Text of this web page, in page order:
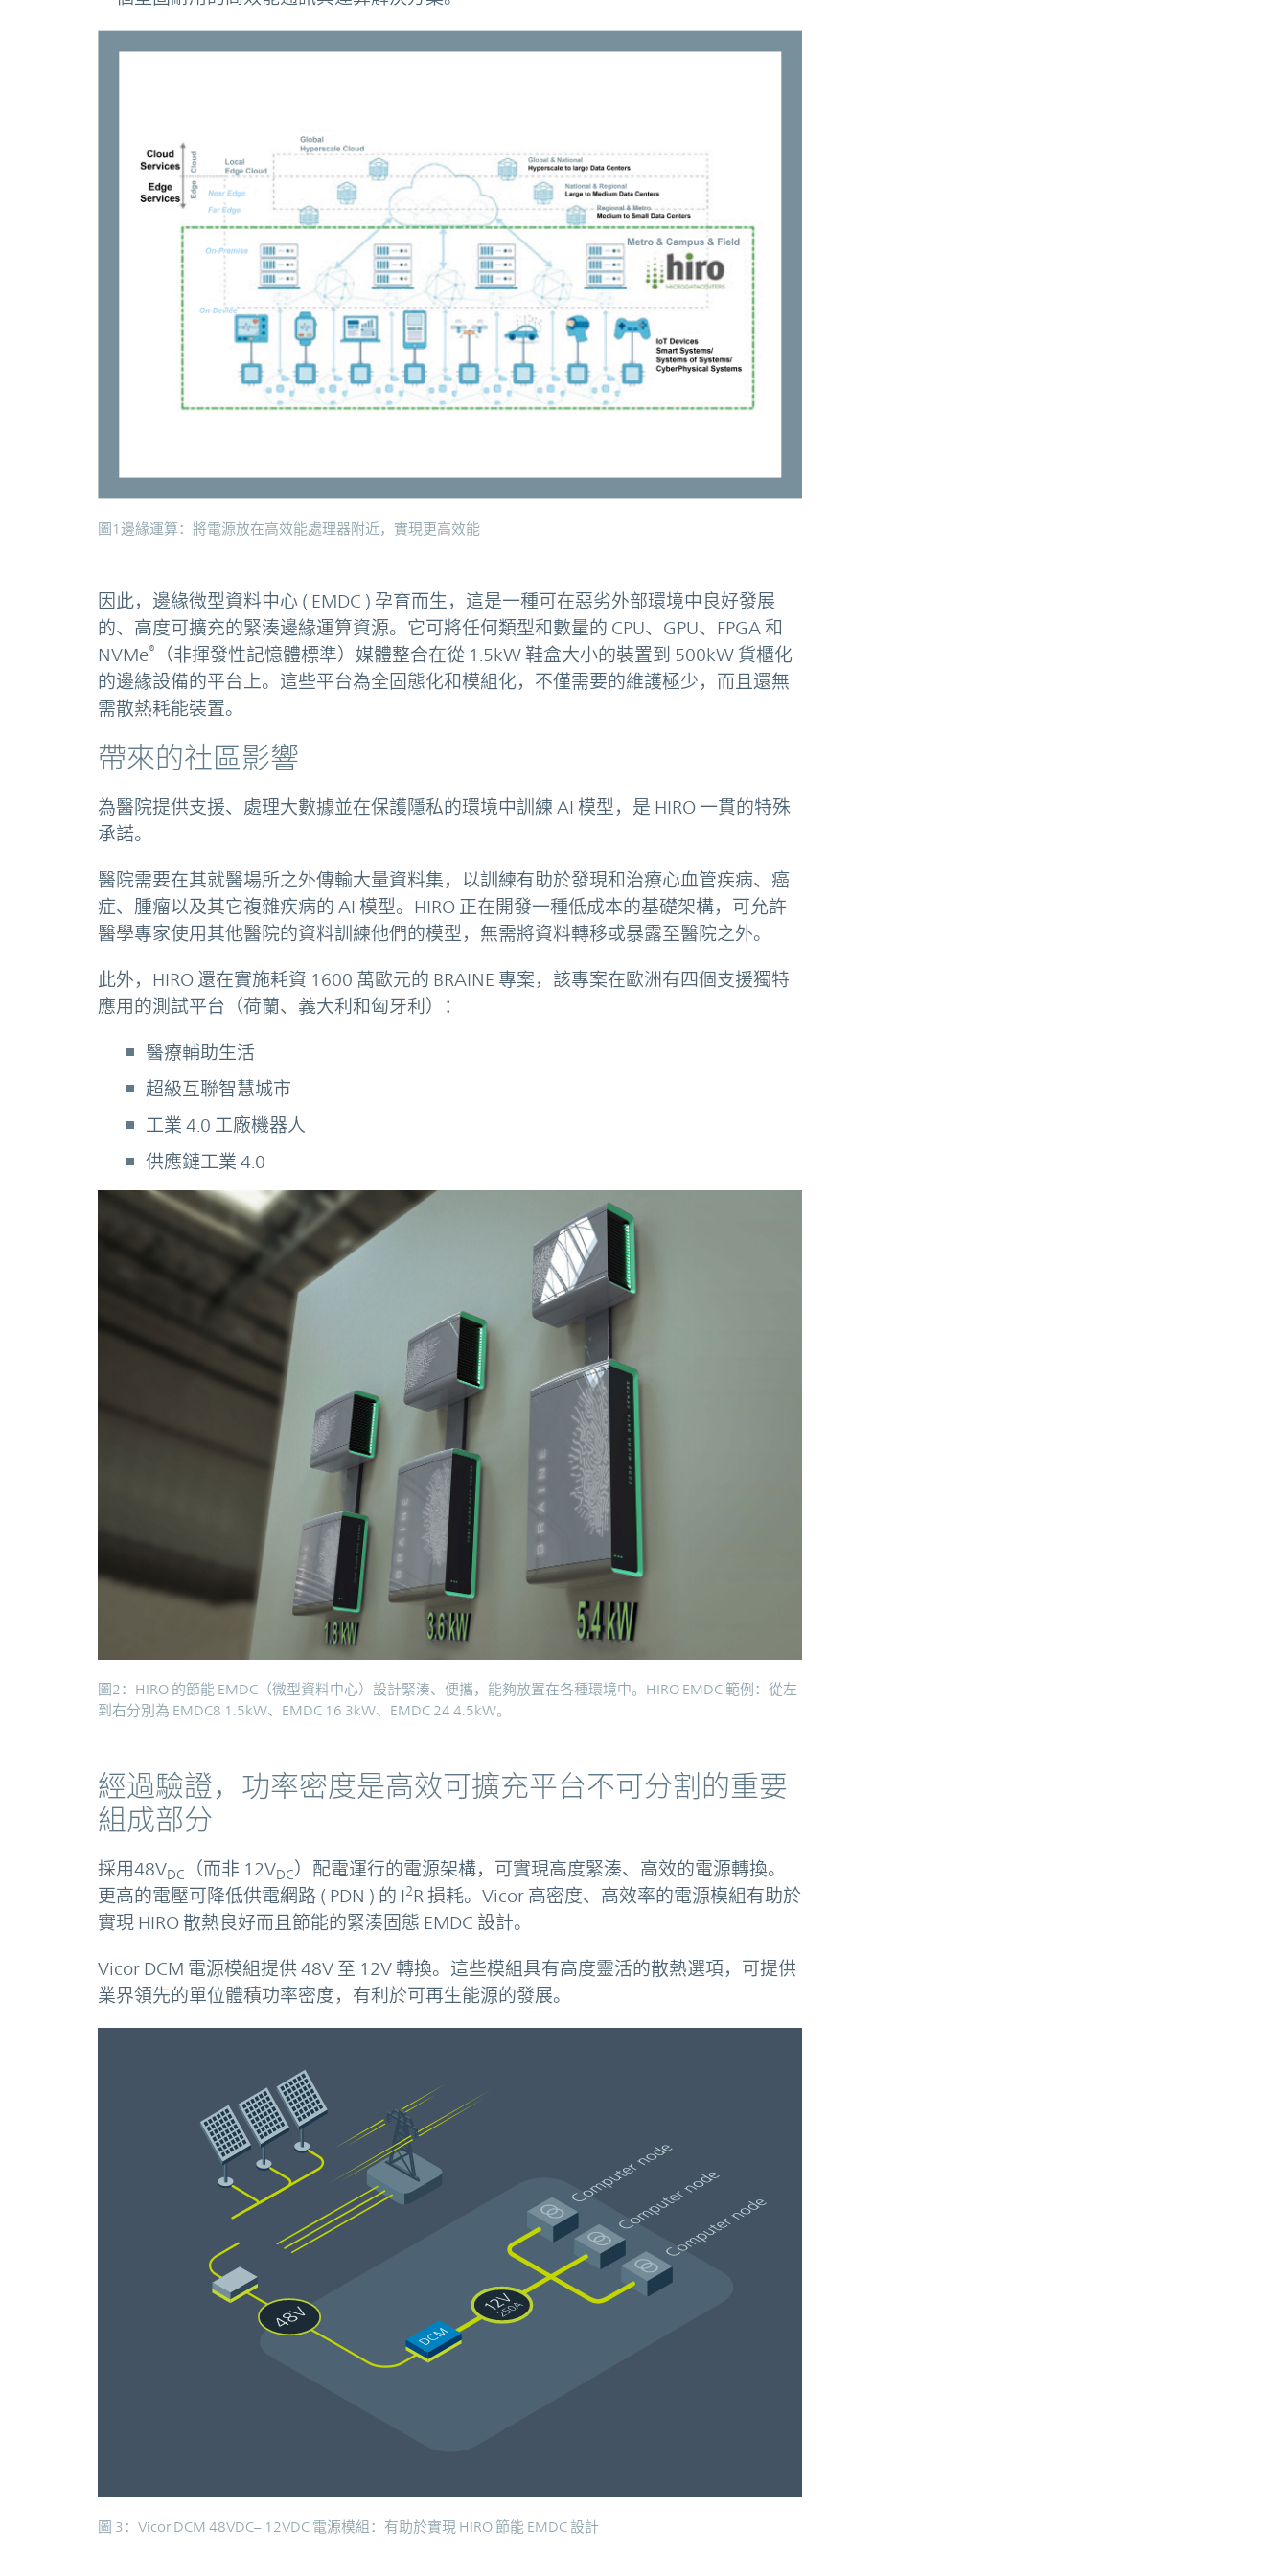
圖1邊緣運算：將電源放在高效能處理器附近，實現更高效能
因此，邊緣微型資料中心 ( EMDC ) 孕育而生，這是一種可在惡劣外部環境中良好發展
的、高度可擴充的緊湊邊緣運算資源。它可將任何類型和數量的 CPU、GPU、FPGA 和
NVMe®
（非揮發性記憶體標準）媒體整合在從 1.5kW 鞋盒大小的裝置到 500kW 貨櫃化
的邊緣設備的平台上。這些平台為全固態化和模組化，不僅需要的維護極少，而且還無
需散熱耗能裝置。
帶來的社區影響
為醫院提供支援、處理大數據並在保護隱私的環境中訓練 AI 模型，是 HIRO 一貫的特殊
承諾。
醫院需要在其就醫場所之外傳輸大量資料集，以訓練有助於發現和治療心血管疾病、癌
症、腫瘤以及其它複雜疾病的 AI 模型。HIRO 正在開發一種低成本的基礎架構，可允許
醫學專家使用其他醫院的資料訓練他們的模型，無需將資料轉移或暴露至醫院之外。
此外，HIRO 還在實施耗資 1600 萬歐元的 BRAINE 專案，該專案在歐洲有四個支援獨特
應用的測試平台（荷蘭、義大利和匈牙利）：
醫療輔助生活
超級互聯智慧城市
工業 4.0 工廠機器人
供應鏈工業 4.0
圖2：HIRO 的節能 EMDC（微型資料中心）設計緊湊、便攜，能夠放置在各種環境中。HIRO EMDC 範例：從左
到右分別為 EMDC8 1.5kW、EMDC 16 3kW、EMDC 24 4.5kW。
經過驗證，功率密度是高效可擴充平台不可分割的重要
組成部分
採用48VDC （而非 12VDC）配電運行的電源架構，可實現高度緊湊、高效的電源轉換。
更高的電壓可降低供電網路 ( PDN ) 的 I2R 損耗。Vicor 高密度、高效率的電源模組有助於
實現 HIRO 散熱良好而且節能的緊湊固態 EMDC 設計。
Vicor DCM 電源模組提供 48V 至 12V 轉換。這些模組具有高度靈活的散熱選項，可提供
業界領先的單位體積功率密度，有利於可再生能源的發展。
圖 3：Vicor DCM 48VDC– 12VDC 電源模組：有助於實現 HIRO 節能 EMDC 設計